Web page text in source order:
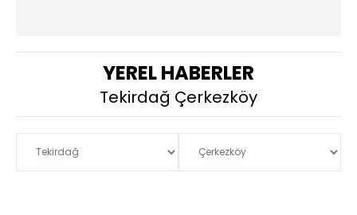
YEREL HABERLER
Tekirdağ Çerkezköy